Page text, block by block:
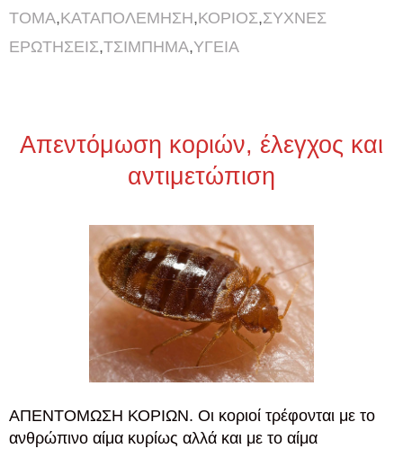
ΤΟΜΑ,ΚΑΤΑΠΟΛΕΜΗΣΗ,ΚΟΡΙΟΣ,ΣΥΧΝΕΣ
ΕΡΩΤΗΣΕΙΣ,ΤΣΙΜΠΗΜΑ,ΥΓΕΙΑ
Απεντόμωση κοριών, έλεγχος και
αντιμετώπιση
ΑΠΕΝΤΟΜΩΣΗ ΚΟΡΙΩΝ. Οι κοριοί τρέφονται με το
ανθρώπινο αίμα κυρίως αλλά και με το αίμα